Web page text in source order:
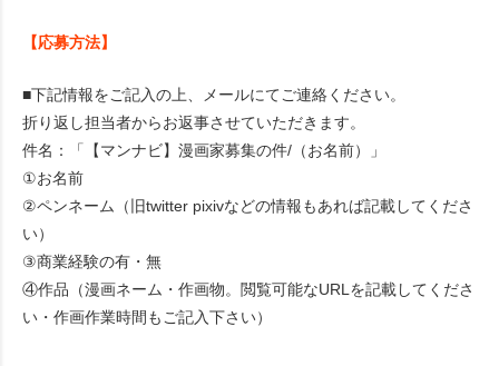
【応募方法】
■下記情報をご記入の上、メールにてご連絡ください。
折り返し担当者からお返事させていただきます。
件名：「【マンナビ】漫画家募集の件/（お名前）」
①お名前
②ペンネーム（旧twitter pixivなどの情報もあれば記載してくださ
い）
③商業経験の有・無
④作品（漫画ネーム・作画物。閲覧可能なURLを記載してくださ
い・作画作業時間もご記入下さい）